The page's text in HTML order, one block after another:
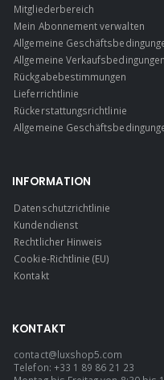
Mitgliederbereich
Mein Abonnement verwalten
Allgemeine
Allgemeine Verkaufsbedingungen
Rückgabebestimmungen
Lieferrichtlinie
Rückerstattungsrichtlinie
Allgemeine
INFORMATION
Datenschutzrichtlinie
Kundendienst
Rechtlicher Hinweis
Cookie-Richtlinie (EU)
Kontakt
KONTAKT
contact@luxshop5.com
Telefon: +33 1 89 86 21 23